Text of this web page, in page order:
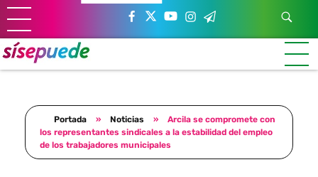
Sí se puede Canarias
Únete al movimiento ecosocialista
Portada » Noticias »
Arcila se compromete con
los representantes sindicales a la estabilidad del empleo
de los trabajadores municipales